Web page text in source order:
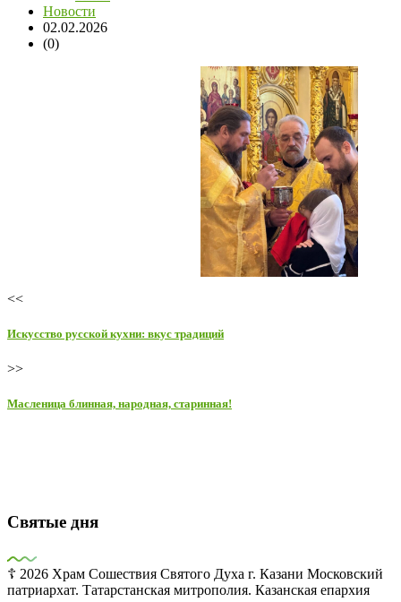
Новости
02.02.2026
(0)
<<
Искусство русской кухни: вкус традиций
>>
Масленица блинная, народная, старинная!
Святые дня
☦ 2026 Храм Сошествия Святого Духа г. Казани Московский
патриархат. Татарстанская митрополия. Казанская епархия